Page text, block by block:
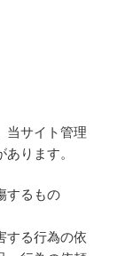
当サイト管理
ります。
するもの
する行為の依